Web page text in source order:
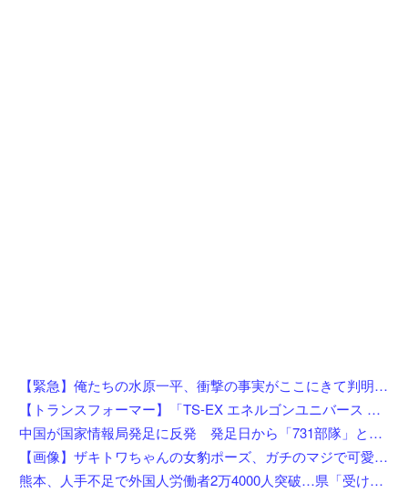
【緊急】俺たちの水原一平、衝撃の事実がここにきて判明！！一発逆転へ！！←これw w w w w w w w w
【トランスフォーマー】「TS-EX エネルゴンユニバース オプティマスプライム」【T-SPARK ZONE 流通限定で予約開始】
中国が国家情報局発足に反発 発足日から「731部隊」と結び付け戦後秩序への挑発と非難
【画像】ザキトワちゃんの女豹ポーズ、ガチのマジで可愛くてワイらに刺さりまくってしまうw w w w w w w w w w
熊本、人手不足で外国人労働者2万4000人突破…県「受け入れ拡大」へ